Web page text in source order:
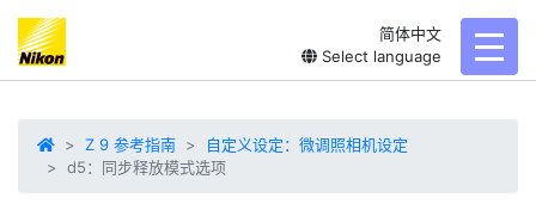
简体中文
Select language
Z 9 参考指南
自定义设定：微调照相机设定
d5：同步释放模式选项